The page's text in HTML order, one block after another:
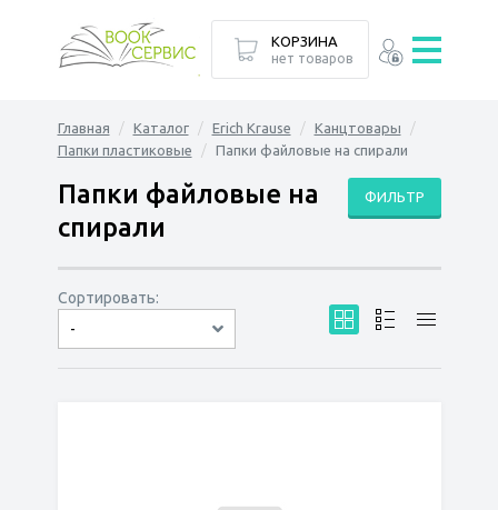
Главная Каталог Erich Krause
Канцтовары
Папки пластиковые
Папки файловые на спирали
ФИЛЬТР
Папки файловые на
спирали
Сортировать:
-
по дате
по популярности
сначала дешёвые
сначала дорогие
КОРЗИНА
нет товаров